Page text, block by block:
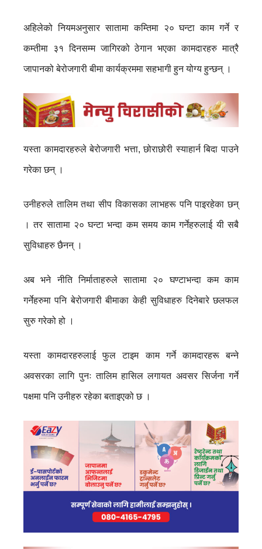
अहिलेको नियमअनुसार सातामा कम्तिमा २० घन्टा काम गर्ने र
कम्तीमा ३१ दिनसम्म जागिरको ठेगान भएका कामदारहरु मात्रै
जापानको बेरोजगारी बीमा कार्यक्रममा सहभागी हुन योग्य हुन्छन् ।
यस्ता कामदारहरुले बेरोजगारी भत्ता, छोराछोरी स्याहार्न बिदा पाउने
गरेका छन् ।
उनीहरुले तालिम तथा सीप विकासका लाभहरू पनि पाइरहेका छन्
। तर सातामा २० घन्टा भन्दा कम समय काम गर्नेहरुलाई यी सबै
सुविधाहरु छैनन् ।
अब भने नीति निर्माताहरुले सातामा २० घण्टाभन्दा कम काम
गर्नेहरुमा पनि बेरोजगारी बीमाका केही सुविधाहरु दिनेबारे छलफल
सुरु गरेको हो ।
यस्ता कामदारहरुलाई फुल टाइम काम गर्ने कामदारहरू बन्ने
अवसरका लागि पुनः तालिम हासिल लगायत अवसर सिर्जना गर्ने
पक्षमा पनि उनीहरु रहेका बताइएको छ ।